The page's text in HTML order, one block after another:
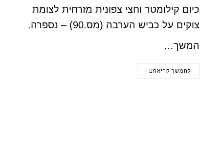
כיום קילומטר וחצי צפונית מזרחית לצומת
צוקים על כביש הערבה (מס.90) – נספרה.
המשך…
להמשך קריאה